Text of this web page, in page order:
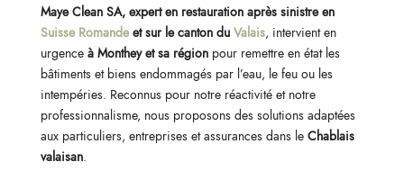
Maye Clean SA, expert en restauration après sinistre en
Suisse Romandeet sur le canton du Valais, intervient en
urgence à Monthey et sa régionpour remettre en état les
bâtiments et biens endommagés par l’eau, le feu ou les
intempéries. Reconnus pour notre réactivité et notre
professionnalisme, nous proposons des solutions adaptées
aux particuliers, entreprises et assurances dans le Chablais
valaisan.